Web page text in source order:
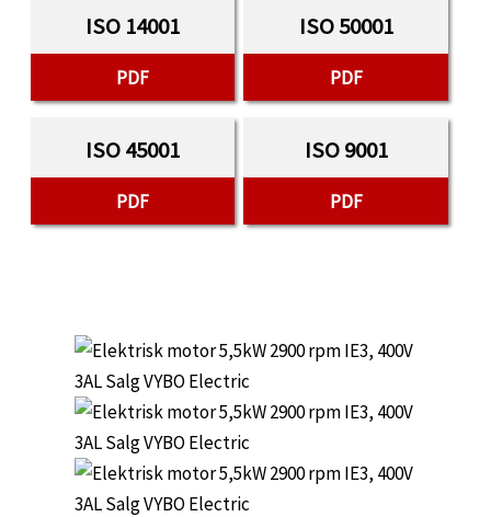
ISO 14001
PDF
ISO 50001
PDF
ISO 45001
PDF
ISO 9001
PDF